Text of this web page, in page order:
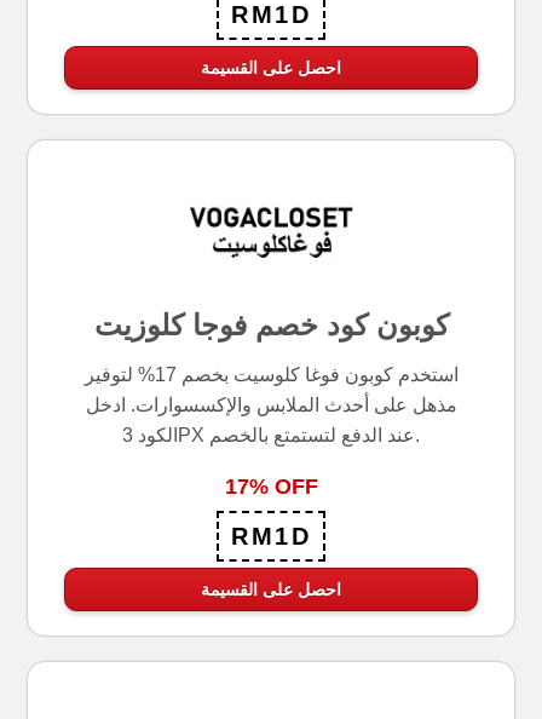
RM1D
احصل على القسيمة
كوبون كود خصم فوجا كلوزيت
استخدم كوبون فوغا كلوسيت بخصم 17% لتوفير
مذهل على أحدث الملابس والإكسسوارات. ادخل
الكود 3PX عند الدفع لتستمتع بالخصم.
17% OFF
RM1D
احصل على القسيمة